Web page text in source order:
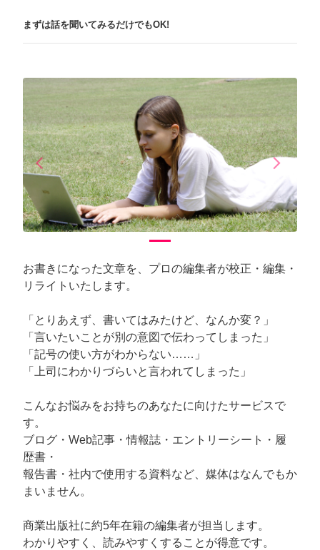
まずは話を聞いてみるだけでもOK!
arrow_back_iosPrevious arrow_forward_iosNext
お書きになった文章を、プロの編集者が校正・編集・
リライトいたします。
「とりあえず、書いてはみたけど、なんか変？」
「言いたいことが別の意図で伝わってしまった」
「記号の使い方がわからない……」
「上司にわかりづらいと言われてしまった」
こんなお悩みをお持ちのあなたに向けたサービスで
す。
ブログ・Web記事・情報誌・エントリーシート・履
歴書・
報告書・社内で使用する資料など、媒体はなんでもか
まいません。
商業出版社に約5年在籍の編集者が担当します。
わかりやすく、読みやすくすることが得意です。